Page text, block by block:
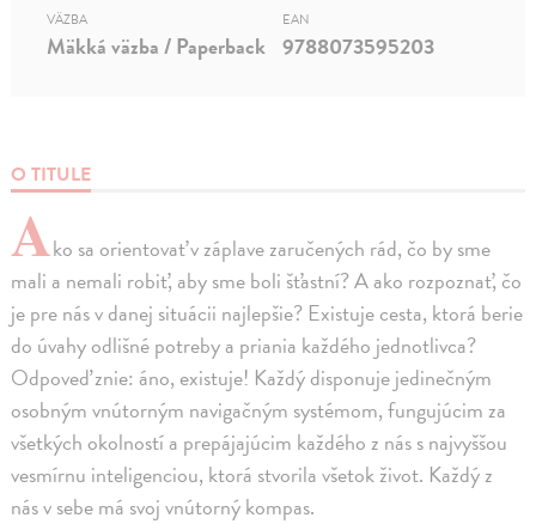
O TITULE
Ako sa orientovať v záplave zaručených rád, čo by sme
mali a nemali robiť, aby sme boli šťastní? A ako rozpoznať, čo
je pre nás v danej situácii najlepšie? Existuje cesta, ktorá berie
do úvahy odlišné potreby a priania každého jednotlivca?
Odpoveď znie: áno, existuje! Každý disponuje jedinečným
osobným vnútorným navigačným systémom, fungujúcim za
všetkých okolností a prepájajúcim každého z nás s najvyššou
vesmírnu inteligenciou, ktorá stvorila všetok život. Každý z
nás v sebe má svoj vnútorný kompas.
VÄZBA
Mäkká väzba / Paperback
EAN
9788073595203